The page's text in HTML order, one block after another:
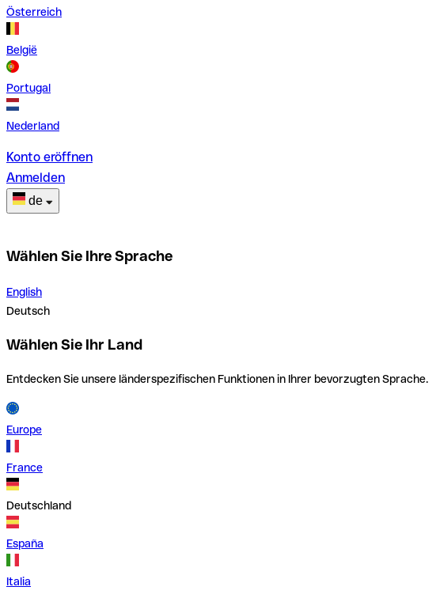
Österreich
België
Portugal
Nederland
Konto eröffnen
Anmelden
de
Wählen Sie Ihre Sprache
English
Deutsch
Wählen Sie Ihr Land
Entdecken Sie unsere länderspezifischen Funktionen in Ihrer bevorzugten Sprache.
Europe
France
Deutschland
España
Italia